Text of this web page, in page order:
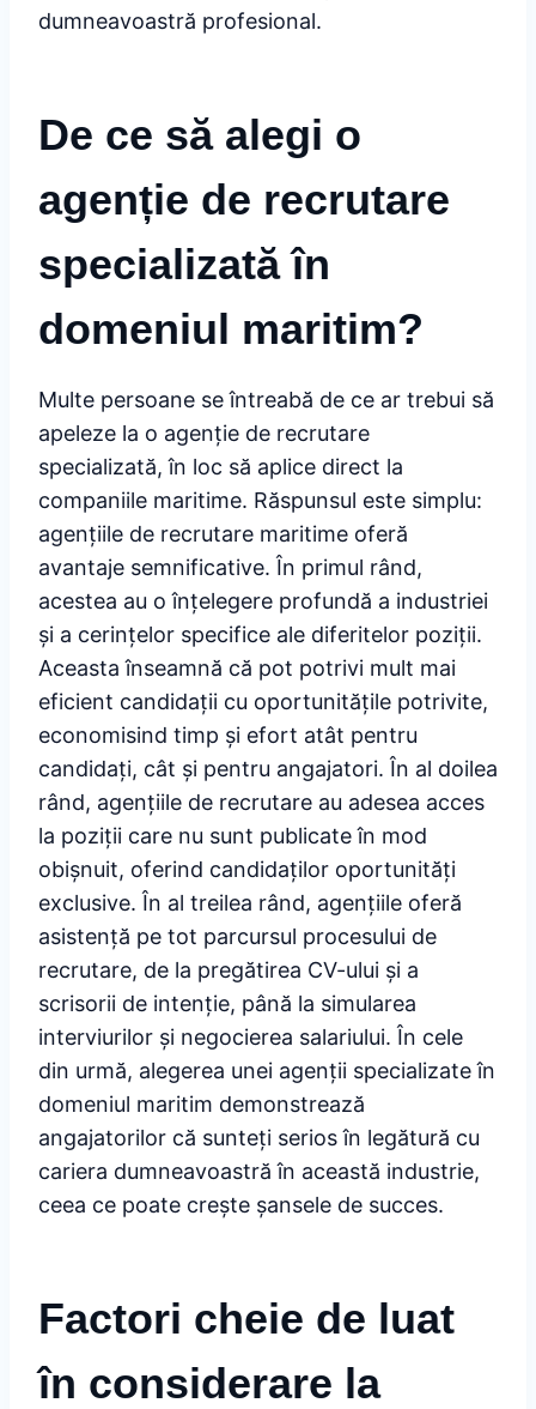
dumneavoastră profesional.
De ce să alegi o
agenție de recrutare
specializată în
domeniul maritim?
Multe persoane se întreabă de ce ar trebui să
apeleze la o agenție de recrutare
specializată, în loc să aplice direct la
companiile maritime. Răspunsul este simplu:
agențiile de recrutare maritime oferă
avantaje semnificative. În primul rând,
acestea au o înțelegere profundă a industriei
și a cerințelor specifice ale diferitelor poziții.
Aceasta înseamnă că pot potrivi mult mai
eficient candidații cu oportunitățile potrivite,
economisind timp și efort atât pentru
candidați, cât și pentru angajatori. În al doilea
rând, agențiile de recrutare au adesea acces
la poziții care nu sunt publicate în mod
obișnuit, oferind candidaților oportunități
exclusive. În al treilea rând, agențiile oferă
asistență pe tot parcursul procesului de
recrutare, de la pregătirea CV-ului și a
scrisorii de intenție, până la simularea
interviurilor și negocierea salariului. În cele
din urmă, alegerea unei agenții specializate în
domeniul maritim demonstrează
angajatorilor că sunteți serios în legătură cu
cariera dumneavoastră în această industrie,
ceea ce poate crește șansele de succes.
Factori cheie de luat
în considerare la